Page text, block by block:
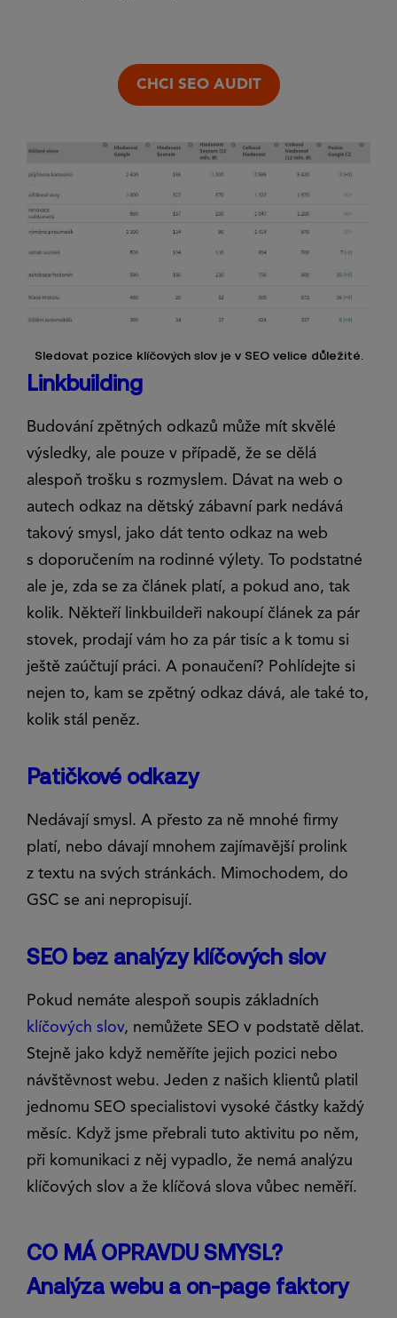
CHCI SEO AUDIT
Sledovat pozice klíčových slov je v SEO velice důležité.
Linkbuilding
Budování zpětných odkazů může mít skvělé
výsledky, ale pouze v případě, že se dělá
alespoň trošku s rozmyslem. Dávat na web o
autech odkaz na dětský zábavní park nedává
takový smysl, jako dát tento odkaz na web
s doporučením na rodinné výlety. To podstatné
ale je, zda se za článek platí, a pokud ano, tak
kolik. Někteří linkbuildeři nakoupí článek za pár
stovek, prodají vám ho za pár tisíc a k tomu si
ještě zaúčtují práci. A ponaučení? Pohlídejte si
nejen to, kam se zpětný odkaz dává, ale také to,
kolik stál peněz.
Patičkové odkazy
Nedávají smysl. A přesto za ně mnohé firmy
platí, nebo dávají mnohem zajímavější prolink
z textu na svých stránkách. Mimochodem, do
GSC se ani nepropisují.
SEO bez analýzy klíčových slov
Pokud nemáte alespoň soupis základních
klíčových slov, nemůžete SEO v podstatě dělat.
Stejně jako když neměříte jejich pozici nebo
návštěvnost webu. Jeden z našich klientů platil
jednomu SEO specialistovi vysoké částky každý
měsíc. Když jsme přebrali tuto aktivitu po něm,
při komunikaci z něj vypadlo, že nemá analýzu
klíčových slov a že klíčová slova vůbec neměří.
CO MÁ OPRAVDU SMYSL?
Analýza webu a on-page faktory